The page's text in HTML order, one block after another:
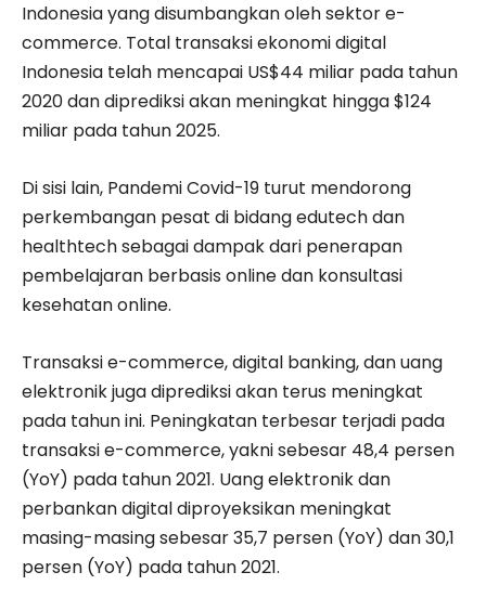
Indonesia yang disumbangkan oleh sektor e-
commerce. Total transaksi ekonomi digital
Indonesia telah mencapai US$44 miliar pada tahun
2020 dan diprediksi akan meningkat hingga $124
miliar pada tahun 2025.
Di sisi lain, Pandemi Covid-19 turut mendorong
perkembangan pesat di bidang edutech dan
healthtech sebagai dampak dari penerapan
pembelajaran berbasis online dan konsultasi
kesehatan online.
Transaksi e-commerce, digital banking, dan uang
elektronik juga diprediksi akan terus meningkat
pada tahun ini. Peningkatan terbesar terjadi pada
transaksi e-commerce, yakni sebesar 48,4 persen
(YoY) pada tahun 2021. Uang elektronik dan
perbankan digital diproyeksikan meningkat
masing-masing sebesar 35,7 persen (YoY) dan 30,1
persen (YoY) pada tahun 2021.